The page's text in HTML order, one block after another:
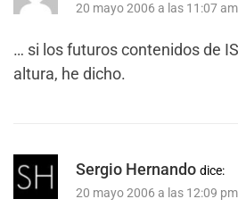
20 mayo 2006 a las 11:07 am
… si los futuros contenidos de
altura, he dicho.
Sergio Hernando dice:
20 mayo 2006 a las 12:09 pm